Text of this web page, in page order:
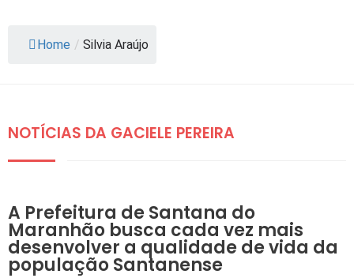
Home / Silvia Araújo
NOTÍCIAS DA GACIELE PEREIRA
A Prefeitura de Santana do
Maranhão busca cada vez mais
desenvolver a qualidade de vida da
população Santanense